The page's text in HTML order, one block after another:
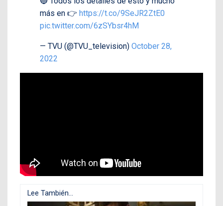
más en 👉 https://t.co/9SeJR2ZtE0
pic.twitter.com/6zSYbsr4hM
— TVU (@TVU_television) October 28,
2022
Lee También...